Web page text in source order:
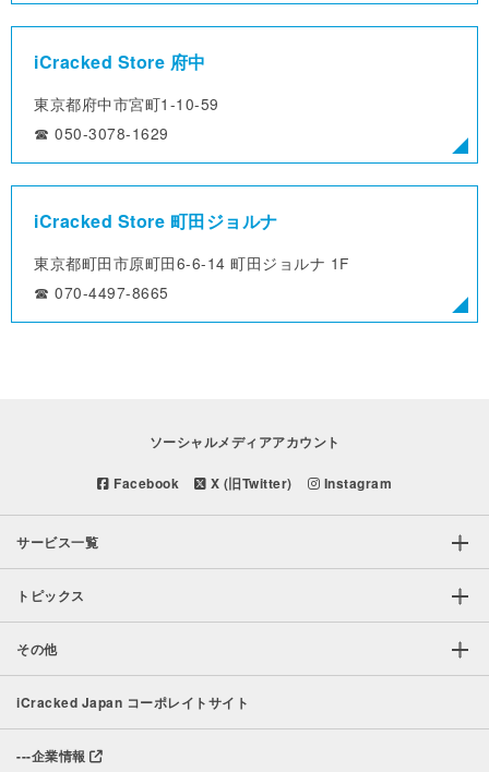
iCracked Store 府中
東京都府中市宮町1-10-59
☎︎ 050-3078-1629
iCracked Store 町田ジョルナ
東京都町田市原町田6-6-14 町田ジョルナ 1F
☎︎ 070-4497-8665
ソーシャルメディアアカウント
Facebook X (旧Twitter) Instagram
サービス一覧
トピックス
その他
iCracked Japan コーポレイトサイト
---企業情報